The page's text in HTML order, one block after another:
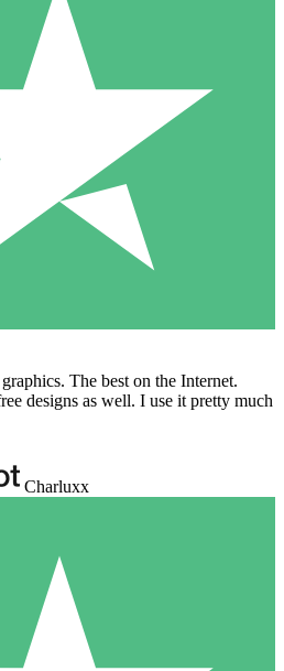
The best on the Internet.
designs as well. I use it pretty much
Charluxx